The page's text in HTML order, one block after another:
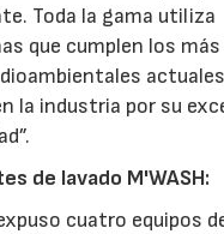
Toda la gama utiliza
que cumplen los
la industria por su
de lavado M'WASH:
cuatro equipos